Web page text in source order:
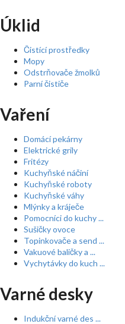
Úklid
Čistící prostředky
Mopy
Odstrňovače žmolků
Parní čističe
Vaření
Domácí pekárny
Elektrické grily
Fritézy
Kuchyňské náčiní
Kuchyňské roboty
Kuchyňské váhy
Mlýnky a kráječe
Pomocníci do kuchy ...
Sušičky ovoce
Topinkovače a send ...
Vakuové baličky a ...
Vychytávky do kuch ...
Varné desky
Indukční varné des ...